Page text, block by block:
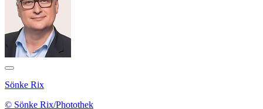
Sönke Rix
© Sönke Rix/Photothek